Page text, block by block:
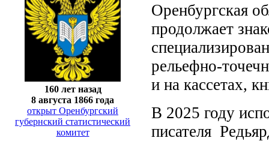
160 лет назад
8 августа 1866 года
открыт Оренбургский
губернский статистический
комитет
Оренбургская
продолжает
рельефно-
и на кассетах,
В 2025 году
писателя